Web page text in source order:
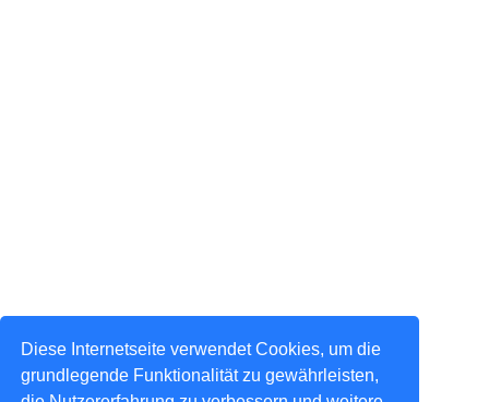
Diese Internetseite verwendet Cookies, um die
grundlegende Funktionalität zu gewährleisten,